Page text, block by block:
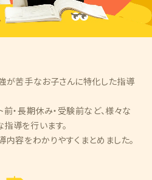
が苦手なお子さんに特化した指導
・長期休み・受験前など、様々な
導を行います。
容をわかりやすくまとめました。